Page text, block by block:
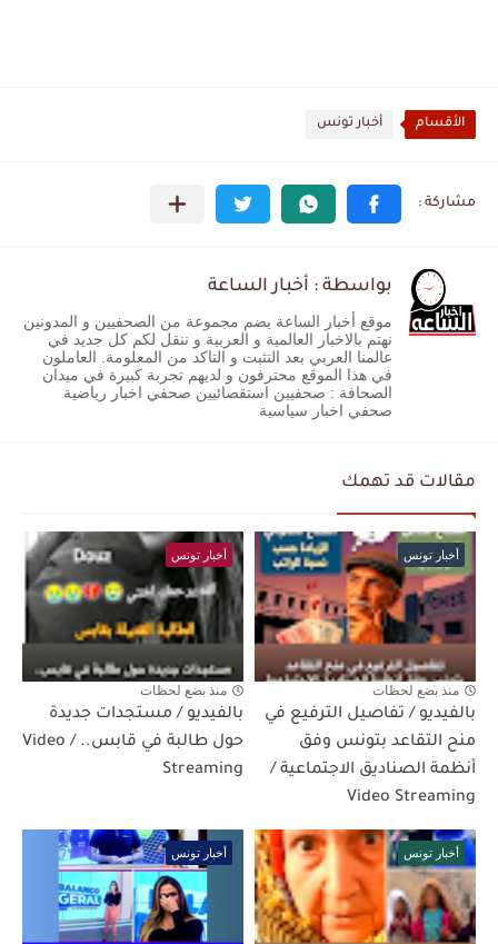
الأقسام أخبار تونس
بواسطة : أخبار الساعة
موقع أخبار الساعة يضم مجموعة من الصحفيين و المدونين
نهتم بالاخبار العالمية و العربية و ننقل لكم كل جديد في
عالمنا العربي بعد التثبت و التاكد من المعلومة. العاملون
في هذا الموقع محترفون و لديهم تجربة كبيرة في ميدان
الصحافة : صحفيين استقصائيين صحفي اخبار رياضية
صحفي اخبار سياسية
مقالات قد تهمك
أخبار تونس
منذ بضع لحظات
بالفيديو / تفاصيل الترفيع في
منح التقاعد بتونس وفق
أنظمة الصناديق الاجتماعية /
Video Streaming
أخبار تونس
منذ بضع لحظات
بالفيديو / مستجدات جديدة
حول طالبة في قابس.. / Video
Streaming
أخبار تونس أخبار تونس